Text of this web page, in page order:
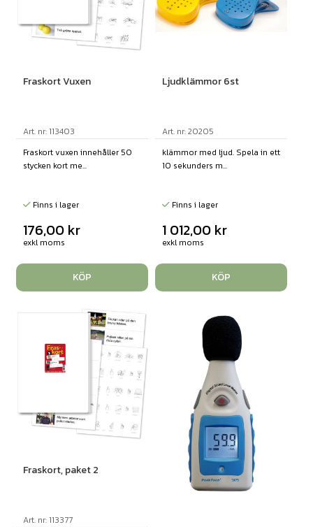
Fraskort Vuxen
Art. nr: 113403
Fraskort vuxen innehåller 50
stycken kort me...
Finns i lager
176,00 kr
exkl moms
KÖP
Ljudklämmor 6st
Art. nr: 20205
klämmor med ljud. Spela in ett
10 sekunders m...
Finns i lager
1 012,00 kr
exkl moms
KÖP
Fraskort, paket 2
Art. nr: 113377